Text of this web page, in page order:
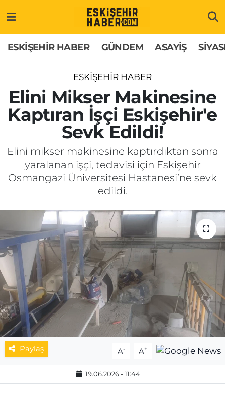
ESKİŞEHİR HABER GÜNDEM ASAYİŞ
ESKİŞEHİR HABER
Elini Mikser Makinesine
Kaptıran İşçi Eskişehir'e
Sevk Edildi!
Elini mikser makinesine kaptırdıktan sonra
yaralanan işçi, tedavisi için Eskişehir
Osmangazi Üniversitesi Hastanesi’ne sevk
edildi.
Paylaş A- A+
19.06.2026 - 11:44
GÜNDEM
ASAYİŞ
SİYASET
EKONOMİ
SAĞLIK
SPOR
MAGAZİN
ESKİŞEHİRSPOR
Hakkımızda
İletişim
Künye
Odunpazarı Trafik Yoğunluk Haritası
Süper Lig Puan Durumu ve Fikstür
Tüm Manşetler
Son Dakika Haberleri
Haber Arşivi